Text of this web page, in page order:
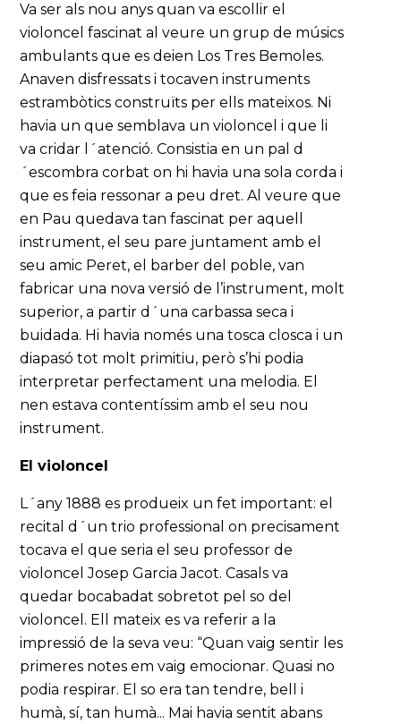
Va ser als nou anys quan va escollir el
violoncel fascinat al veure un grup de músics
ambulants que es deien Los Tres Bemoles.
Anaven disfressats i tocaven instruments
estrambòtics construïts per ells mateixos. Ni
havia un que semblava un violoncel i que li
va cridar l´atenció. Consistia en un pal d
´escombra corbat on hi havia una sola corda i
que es feia ressonar a peu dret. Al veure que
en Pau quedava tan fascinat per aquell
instrument, el seu pare juntament amb el
seu amic Peret, el barber del poble, van
fabricar una nova versió de l’instrument, molt
superior, a partir d´una carbassa seca i
buidada. Hi havia només una tosca closca i un
diapasó tot molt primitiu, però s’hi podia
interpretar perfectament una melodia. El
nen estava contentíssim amb el seu nou
instrument.
El violoncel
L´any 1888 es produeix un fet important: el
recital d´un trio professional on precisament
tocava el que seria el seu professor de
violoncel Josep Garcia Jacot. Casals va
quedar bocabadat sobretot pel so del
violoncel. Ell mateix es va referir a la
impressió de la seva veu: “Quan vaig sentir les
primeres notes em vaig emocionar. Quasi no
podia respirar. El so era tan tendre, bell i
humà, sí, tan humà... Mai havia sentit abans